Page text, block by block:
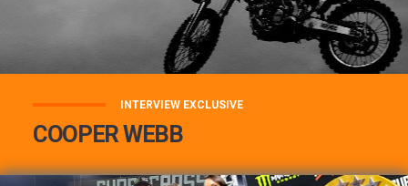
INTERVIEW EXCLUSIVE
COOPER WEBB